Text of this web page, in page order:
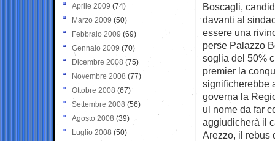
Boscagli,
davanti al
essere una
perse Palazzo
soglia del 50%
premier la
significherebbe
governa la
ul nome da far
aggiudicherà il
Arezzo, il rebus
Aprile 2009 (74)
Marzo 2009 (50)
Febbraio 2009 (69)
Gennaio 2009 (70)
Dicembre 2008 (75)
Novembre 2008 (77)
Ottobre 2008 (67)
Settembre 2008 (56)
Agosto 2008 (39)
Luglio 2008 (50)